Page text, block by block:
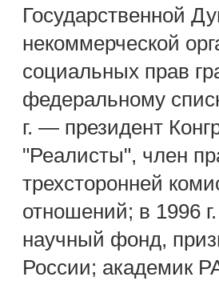
Государственной
некоммерческой
социальных прав
федеральному
г. — президент
"Реалисты", член
трехсторонней
отношений; в 1996
научный фонд,
России; академик